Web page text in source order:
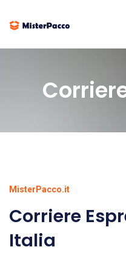
MisterPacco.it
Corriere
Italia